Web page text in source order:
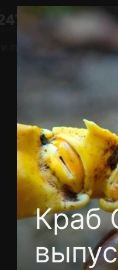
Краб
support@24h.tv